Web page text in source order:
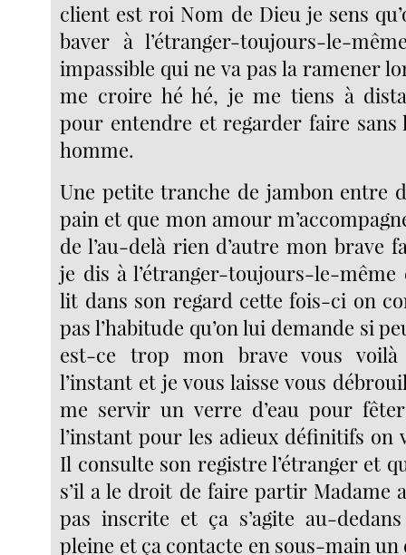
client est roi Nom de Dieu je sens
baver à l’étranger-toujours-le-
impassible qui ne va pas la ramener
me croire hé hé, je me tiens à
pour entendre et regarder faire sans
homme.
Une petite tranche de jambon entre
pain et que mon amour
de l’au-delà rien d’autre mon brave
je dis à l’étranger-toujours-le-
lit dans son regard cette fois-ci on
pas l’habitude qu’on lui demande si
est-ce trop mon brave vous
l’instant et je vous laisse vous
me servir un verre d’eau pour
l’instant pour les adieux définitifs on
Il consulte son registre l’étranger et
s’il a le droit de faire partir Madame
pas inscrite et ça s’agite au-
pleine et ça contacte en sous-main